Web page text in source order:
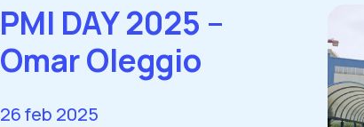
PMI DAY 2025 –
Omar Oleggio
26 feb 2025